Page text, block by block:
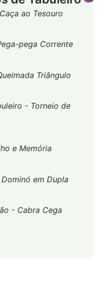
ao Tesouro
pega Corrente
Triângulo
- Torneio de
e Memória
em Dupla
- Cabra Cega